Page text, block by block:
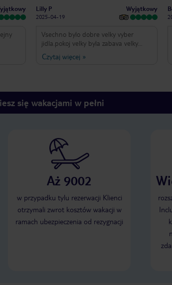
.
Lilly P
2025-04-19
Wyjątkowy
Vsechno bylo dobre velky vyber
jidla.pokoj velky byla zabava velky
balkon byl velmi fajn normalne to
bylo vetsi nez koupelna no celkove to
Czytaj więcej »
się wakacjami w pełni
Aż 9002
w przypadku tylu rezerwacji Klienci
otrzymali zwrot kosztów wakacji w
ramach ubezpieczenia od rezygnacji